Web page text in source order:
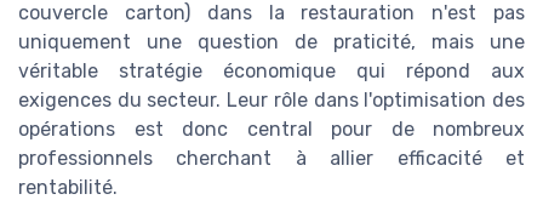
couvercle carton) dans la restauration n'est pas
uniquement une question de praticité, mais une
véritable stratégie économique qui répond aux
exigences du secteur. Leur rôle dans l'optimisation des
opérations est donc central pour de nombreux
professionnels cherchant à allier efficacité et
rentabilité.